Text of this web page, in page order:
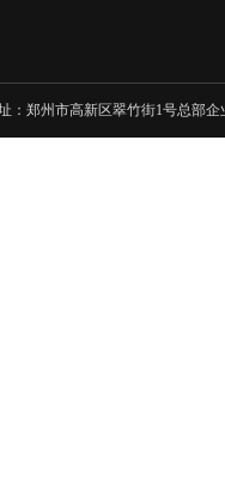
址：郑州市高新区翠竹街1号